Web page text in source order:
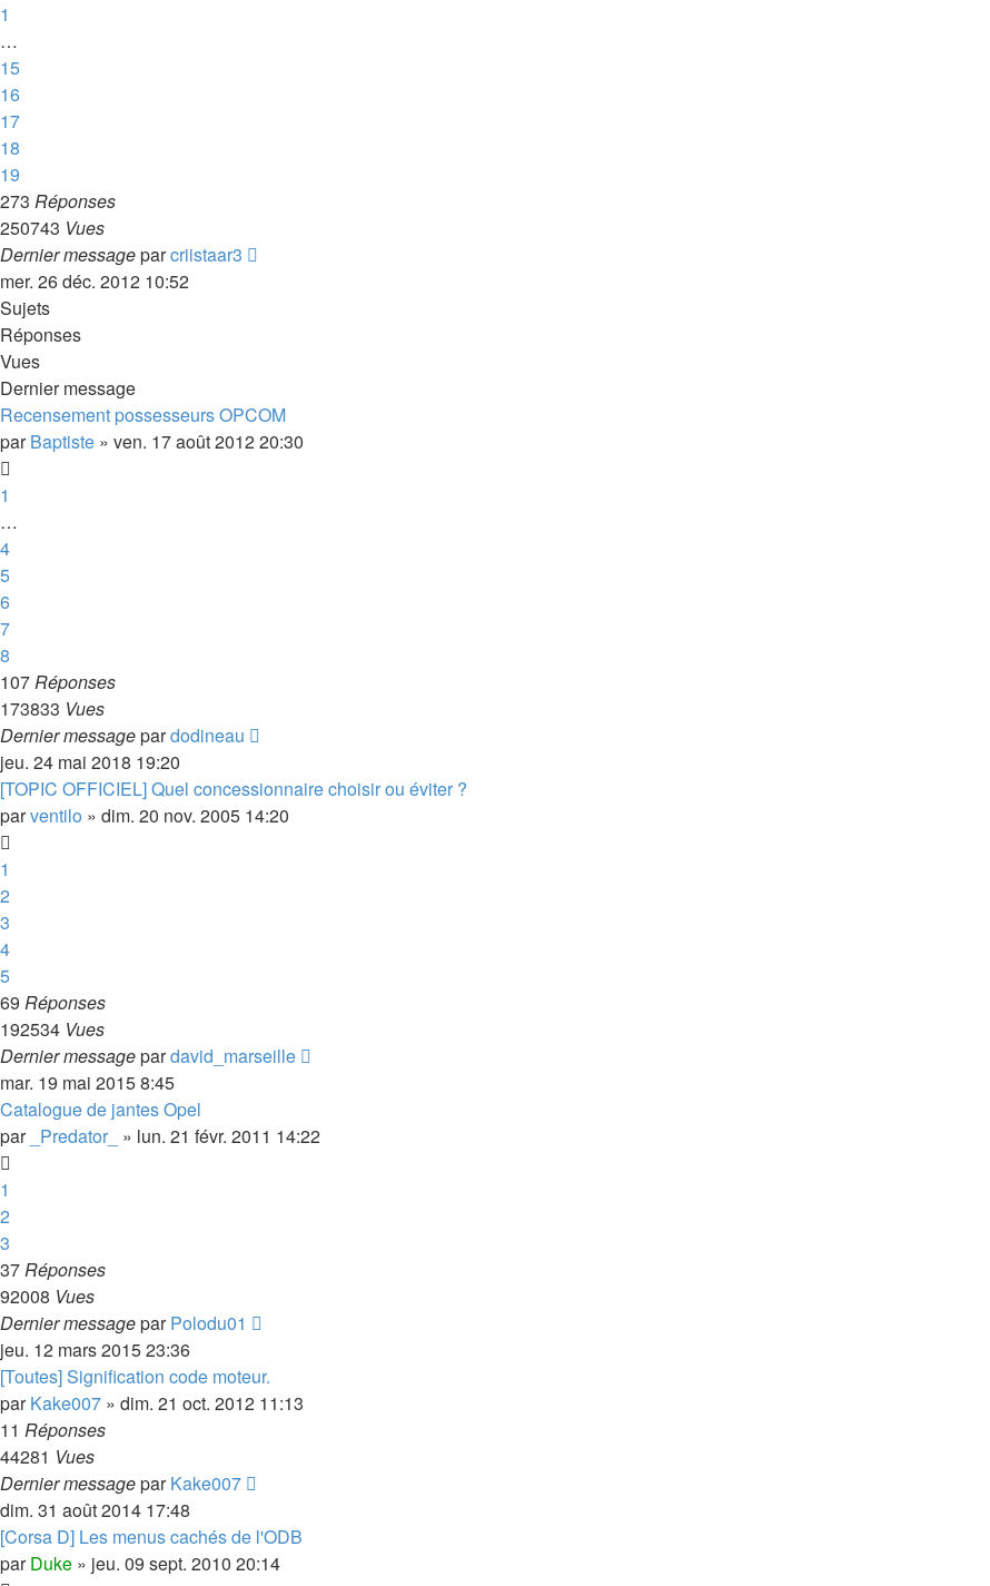
1
…
15
16
17
18
19
273 Réponses
250743 Vues
Dernier messageparcriistaar3
mer. 26 déc. 2012 10:52
Sujets
Réponses
Vues
Dernier message
Recensement possesseurs OPCOM
parBaptiste » ven. 17 août 2012 20:30
1
…
4
5
6
7
8
107Réponses
173833 Vues
Dernier messagepardodineau
jeu. 24 mai 2018 19:20
[TOPIC OFFICIEL] Quel concessionnaire choisir ou éviter ?
parventilo » dim. 20 nov. 2005 14:20
1
2
3
4
5
69 Réponses
192534 Vues
Dernier messagepardavid_marseille
mar. 19 mai 2015 8:45
Catalogue de jantes Opel
par _Predator_ » lun. 21 févr. 2011 14:22
1
2
3
37Réponses
92008 Vues
Dernier messageparPolodu01
jeu. 12 mars 2015 23:36
[Toutes] Signification code moteur.
parKake007 » dim. 21 oct. 2012 11:13
11 Réponses
44281 Vues
Dernier messageparKake007
dim. 31 août 2014 17:48
[Corsa D] Les menus cachés de l'ODB
parDuke » jeu. 09 sept. 2010 20:14